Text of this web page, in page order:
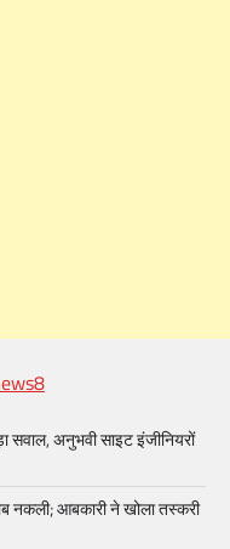
सवाल, अनुभवी साइट इंजीनियरों
नकली; आबकारी ने खोला तस्करी